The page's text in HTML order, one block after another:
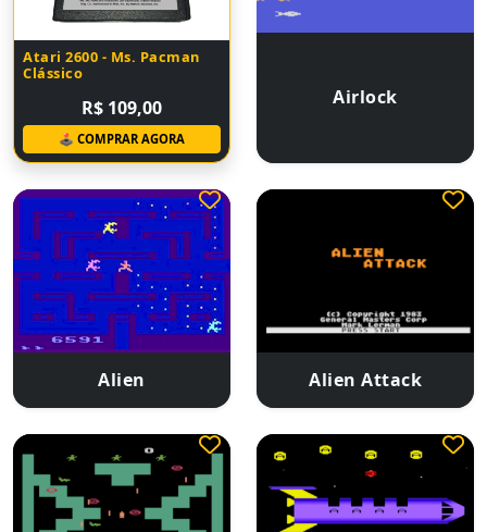
Atari 2600 - Ms. Pacman
Clássico
R$ 109,00
🕹 COMPRAR AGORA
Airlock
Alien Alien Attack